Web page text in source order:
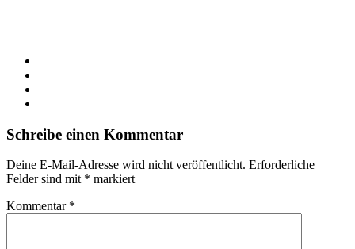
Schreibe einen Kommentar
Deine E-Mail-Adresse wird nicht veröffentlicht. Erforderliche
Felder sind mit * markiert
Kommentar *